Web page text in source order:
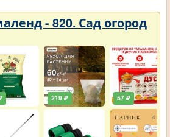
- 820. Сад огород
219 ₽ 57 ₽